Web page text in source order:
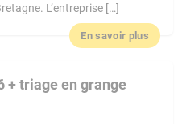
L’entreprise […]
En savoir plus
+ triage en grange